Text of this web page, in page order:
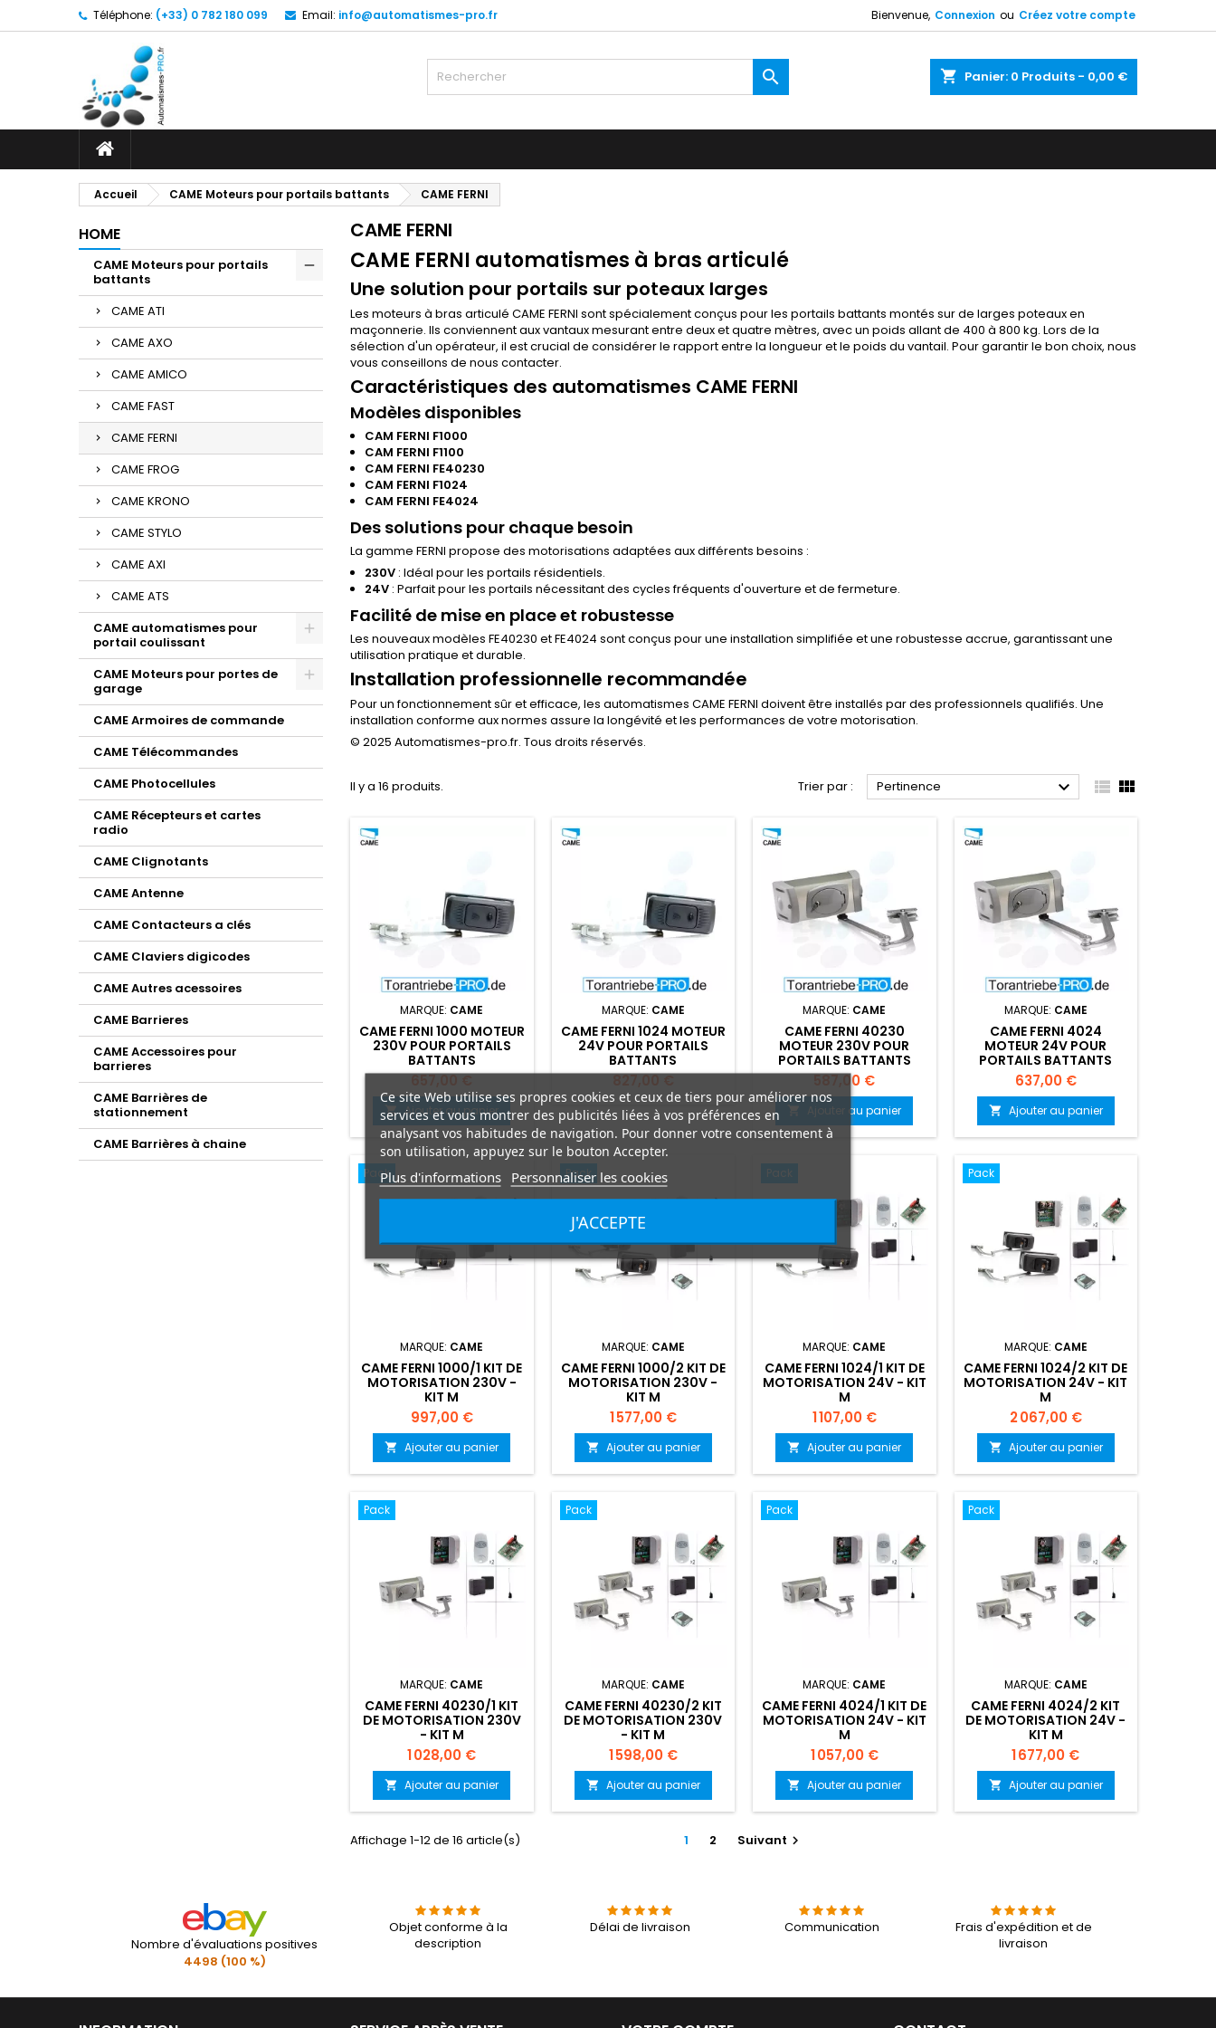
Téléphone: (+33) 0 782 180 099 Email: info@automatismes-pro.fr Bienvenue, Connexion ou Créez votre compte
shopping_cart Panier: 0 Produits - 0,00 €

Accueil CAME Moteurs pour portails battants CAME FERNI
HOME
CAME Moteurs pour portails
battants
CAME ATI
CAME AXO
CAME AMICO
CAME FAST
CAME FERNI
CAME FROG
CAME KRONO
CAME STYLO
CAME AXI
CAME ATS
CAME automatismes pour
portail coulissant
CAME Moteurs pour portes de
garage
CAME Armoires de commande
CAME Télécommandes
CAME Photocellules
CAME Récepteurs et cartes
radio
CAME Clignotants
CAME Antenne
CAME Contacteurs a clés
CAME Claviers digicodes
CAME Autres acessoires
CAME Barrieres
CAME Accessoires pour
barrieres
CAME Barrières de
stationnement
CAME Barrières à chaine
CAME FERNI
CAME FERNI automatismes à bras articulé
Une solution pour portails sur poteaux larges
Les moteurs à bras articulé CAME FERNI sont spécialement conçus pour les portails battants montés sur de larges poteaux en
maçonnerie. Ils conviennent aux vantaux mesurant entre deux et quatre mètres, avec un poids allant de 400 à 800 kg. Lors de la
sélection d'un opérateur, il est crucial de considérer le rapport entre la longueur et le poids du vantail. Pour garantir le bon choix, nous
vous conseillons de nous contacter.
Caractéristiques des automatismes CAME FERNI
Modèles disponibles
CAM FERNI F1000
CAM FERNI F1100
CAM FERNI FE40230
CAM FERNI F1024
CAM FERNI FE4024
Des solutions pour chaque besoin
La gamme FERNI propose des motorisations adaptées aux différents besoins :
230V : Idéal pour les portails résidentiels.
24V : Parfait pour les portails nécessitant des cycles fréquents d'ouverture et de fermeture.
Facilité de mise en place et robustesse
Les nouveaux modèles FE40230 et FE4024 sont conçus pour une installation simplifiée et une robustesse accrue, garantissant une
utilisation pratique et durable.
Installation professionnelle recommandée
Pour un fonctionnement sûr et efficace, les automatismes CAME FERNI doivent être installés par des professionnels qualifiés. Une
installation conforme aux normes assure la longévité et les performances de votre motorisation.
© 2025 Automatismes-pro.fr. Tous droits réservés.
Il y a 16 produits. Trier par : Pertinence   
MARQUE: CAME
CAME FERNI 1000 MOTEUR
230V POUR PORTAILS
BATTANTS
Prix
657,00 €
 Ajouter au panier
MARQUE: CAME
CAME FERNI 1024 MOTEUR
24V POUR PORTAILS
BATTANTS
Prix
827,00 €
MARQUE: CAME
CAME FERNI 40230
MOTEUR 230V POUR
PORTAILS BATTANTS
Prix
587,00 €
 Ajouter au panier
MARQUE: CAME
CAME FERNI 4024
MOTEUR 24V POUR
PORTAILS BATTANTS
Prix
637,00 €
 Ajouter au panier
Pack
MARQUE: CAME
CAME FERNI 1000/1 KIT DE
MOTORISATION 230V -
KIT M
Prix
997,00 €
 Ajouter au panier
Pack
MARQUE: CAME
CAME FERNI 1000/2 KIT DE
MOTORISATION 230V -
KIT M
Prix
1 577,00 €
 Ajouter au panier
Pack
MARQUE: CAME
CAME FERNI 1024/1 KIT DE
MOTORISATION 24V - KIT
M
Prix
1 107,00 €
 Ajouter au panier
Pack
MARQUE: CAME
CAME FERNI 1024/2 KIT DE
MOTORISATION 24V - KIT
M
Prix
2 067,00 €
 Ajouter au panier
Pack
MARQUE: CAME
CAME FERNI 40230/1 KIT
DE MOTORISATION 230V
- KIT M
Prix
1 028,00 €
 Ajouter au panier
Pack
MARQUE: CAME
CAME FERNI 40230/2 KIT
DE MOTORISATION 230V
- KIT M
Prix
1 598,00 €
 Ajouter au panier
Pack
MARQUE: CAME
CAME FERNI 4024/1 KIT DE
MOTORISATION 24V - KIT
M
Prix
1 057,00 €
 Ajouter au panier
Pack
MARQUE: CAME
CAME FERNI 4024/2 KIT
DE MOTORISATION 24V -
KIT M
Prix
1 677,00 €
 Ajouter au panier
Affichage 1-12 de 16 article(s) 1 2 Suivant 
Nombre d'évaluations positives
4498 (100 %)
Objet conforme à la
description
Délai de livraison Communication
Frais d'expédition et de
livraison
Ce site Web utilise ses propres cookies et ceux de tiers pour améliorer nos
services et vous montrer des publicités liées à vos préférences en
analysant vos habitudes de navigation. Pour donner votre consentement à
son utilisation, appuyez sur le bouton Accepter.
Plus d'informations Personnaliser les cookies
J'ACCEPTE